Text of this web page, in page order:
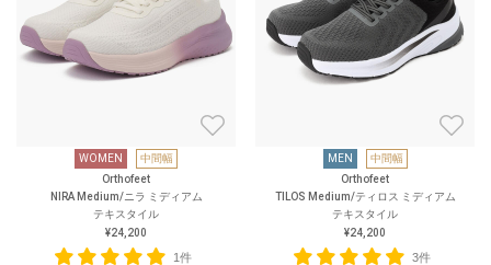
WOMEN
中間幅
Orthofeet
NIRA Medium/ニラ ミディアム
テキスタイル
¥24,200
1件
MEN
中間幅
Orthofeet
TILOS Medium/ティロス ミディアム
テキスタイル
¥24,200
3件